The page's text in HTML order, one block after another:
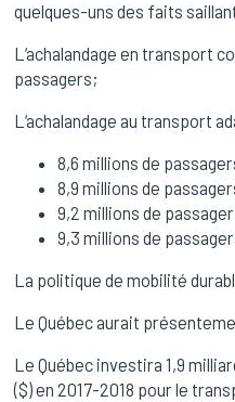
quelques-uns des faits
L‘achalandage en transport
passagers;
L‘achalandage au transport
8,6 millions de
8,9 millions de
9,2 millions de
9,3 millions de
La politique de mobilité
Le Québec aurait
Le Québec investira 1,9
($) en 2017-2018 pour le